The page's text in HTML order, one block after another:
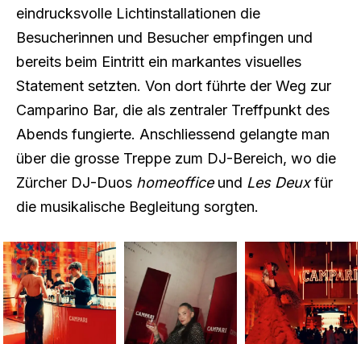
eindrucksvolle Lichtinstallationen die
Besucherinnen und Besucher empfingen und
bereits beim Eintritt ein markantes visuelles
Statement setzten. Von dort führte der Weg zur
Camparino Bar, die als zentraler Treffpunkt des
Abends fungierte. Anschliessend gelangte man
über die grosse Treppe zum DJ-Bereich, wo die
Zürcher DJ-Duos homeofficeund Les Deuxfür
die musikalische Begleitung sorgten.